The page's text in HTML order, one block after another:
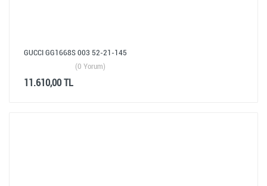
GUCCI GG1668S 003 52-21-145
(0 Yorum)
11.610,00 TL